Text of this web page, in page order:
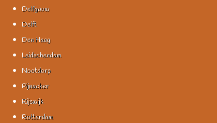
Delfgauw
Delft
Den Haag
Leidschendam
Nootdorp
Pijnacker
Rijswijk
Rotterdam